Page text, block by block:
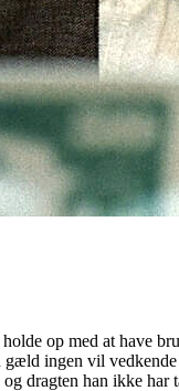
op med at have
ingen vil
dragten han ikke